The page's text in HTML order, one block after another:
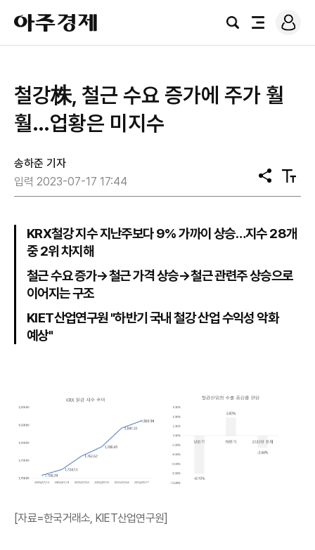
아
주
경
검
전
로
그
철강株, 철근 수요 증가에 주가 훨
훨…업황은 미지수
송하준 기자
입력 2023-07-17 17:44
공
유
텍
스
기
KRX철강 지수 지난주보다 9% 가까이 상승…지수 28개
중 2위 차지해
철근 수요 증가→철근 가격 상승→철근 관련주 상승으로
이어지는 구조
KIET산업연구원 "하반기 국내 철강 산업 수익성 악화
예상"
[자료=한국거래소, KIET산업연구원]